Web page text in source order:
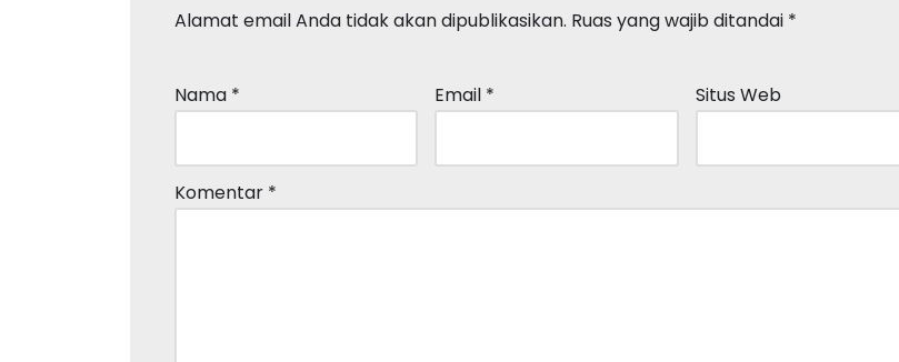
Alamat email Anda tidak akan dipublikasikan. Ruas yang wajib ditandai *
Nama * Email * Situs Web
Komentar *